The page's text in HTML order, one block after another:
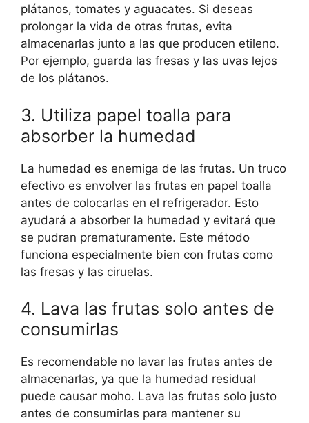
plátanos, tomates y aguacates. Si deseas
prolongar la vida de otras frutas, evita
almacenarlas junto a las que producen etileno.
Por ejemplo, guarda las fresas y las uvas lejos
de los plátanos.
3. Utiliza papel toalla para
absorber la humedad
La humedad es enemiga de las frutas. Un truco
efectivo es envolver las frutas en papel toalla
antes de colocarlas en el refrigerador. Esto
ayudará a absorber la humedad y evitará que
se pudran prematuramente. Este método
funciona especialmente bien con frutas como
las fresas y las ciruelas.
4. Lava las frutas solo antes de
consumirlas
Es recomendable no lavar las frutas antes de
almacenarlas, ya que la humedad residual
puede causar moho. Lava las frutas solo justo
antes de consumirlas para mantener su